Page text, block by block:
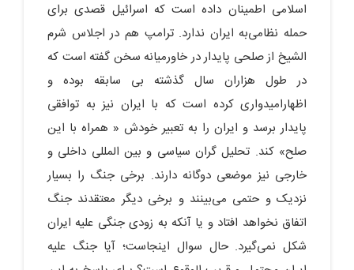
اسلامی اطمینان داده است که اسرائیل قصدی برای
حمله نظامی‌به ایران ندارد. ترامپ هم در اجلاس شرم
الشیخ از صلحی پایدار در خاورمیانه سخن گفته است که
در طول هزاران سال گذشته بی سابقه بوده و
اظهارامیدواری کرده است که با ایران نیز به توافقی
پایدار برسد و ایران را به تعبیر خودش « همراه با این
صلح» کند. تحلیل گران سیاسی و بین المللی داخلی و
خارجی نیز موضعی دوگانه دارند. برخی جنگ را بسیار
نزدیک و حتمی می‌بینند و برخی دیگر معتقدند جنگ
اتفاق نخواهد افتاد و یا آنکه به زودی جنگی علیه ایران
شکل نمی‌گیرد. حال سوال اینجاست؛ آیا جنگ علیه